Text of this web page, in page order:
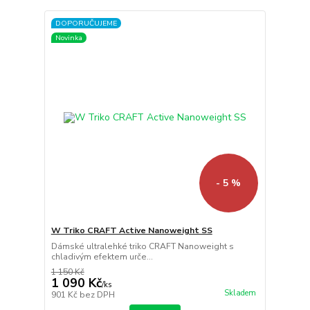
DOPORUČUJEME
Novinka
- 5 %
W Triko CRAFT Active Nanoweight SS
Dámské ultralehké triko CRAFT Nanoweight s
chladivým efektem urče...
1 150 Kč
1 090 Kč/ks
901 Kč bez DPH Skladem